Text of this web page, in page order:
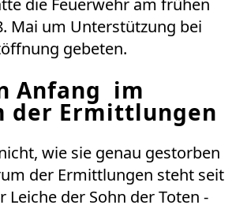
die Feuerwehr am frühen
Mai um Unterstützung bei
gebeten.
Anfang im
der Ermittlungen
wie sie genau gestorben
der Ermittlungen steht seit
Leiche der Sohn der Toten -